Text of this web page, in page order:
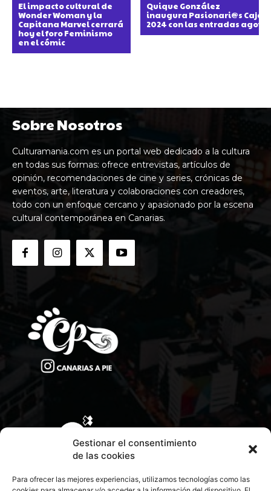
Gestionar el consentimiento
de las cookies
Para ofrecer las mejores experiencias, utilizamos tecnologías como las
El impacto cultural de
Wonder Woman y la
Capitana Marvel cerrará
hoy el foro Feminismo
en el cómic
Quique González
inaugura Pasionari@s
2024 con las entradas
Sobre Nosotros
Culturamania.com es un portal web dedicado a la cultura
en todas sus formas: ofrece entrevistas, artículos de
opinión, recomendaciones de cine y series, crónicas de
eventos, arte, literatura y colaboraciones con creadores,
todo con un enfoque cercano y apasionado por la escena
cultural contemporánea en Canarias.